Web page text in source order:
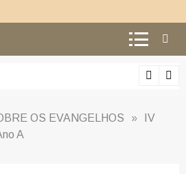
religião: como superar o equívoco do
OS EVANGELHOS »
IV
A